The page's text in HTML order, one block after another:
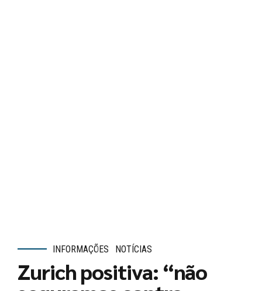
INFORMAÇÕES NOTÍCIAS
Zurich positiva: “não